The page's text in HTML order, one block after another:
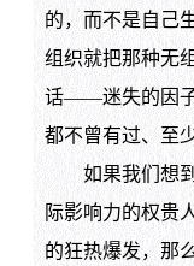
的，而不是自己
组织就把那种无
话——迷失的因子
都不曾有过、至
如果我们想到
际影响力的权贵
的狂热爆发，那